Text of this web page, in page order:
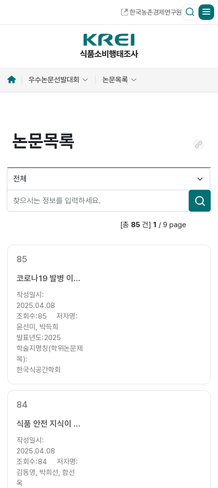
한국농촌경제연구원
홈
우수논문선발대회 논문목록
논문목록
링
복
사
[총 85 건] 1 / 9 page
검
85
코로나19 발병 이전(2019년), 코로나19 팬데믹(2021년), 그리고 엔데믹(2023년) 동안 음식배달 선택요인 조사: 장바구니 분석을 적용하여
작성일시:
2025.04.08
조회수:85
저자명:
윤선미, 박득희
발표년도:2025
학술지명칭(학위논문제
목):
한국식공간학회
84
식품 안전 지식이 식품 표시 확인에 미치는 영향 – 식품 안전 관심의 매개효과를 중심으로 -
작성일시:
2025.04.08
조회수:84
저자명:
김동영, 박희선, 함선
옥